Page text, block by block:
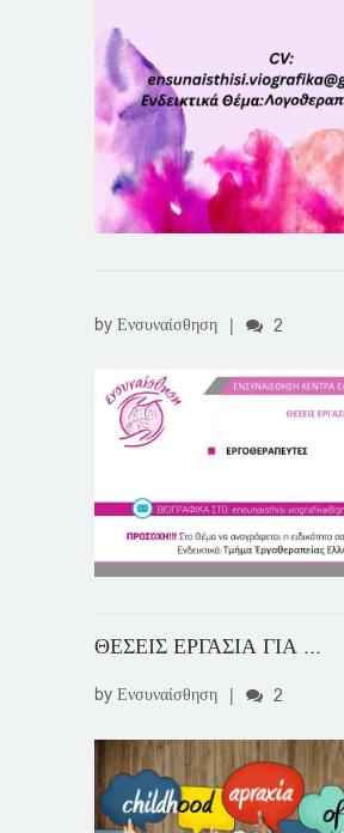
by Ενσυναίσθηση | 2
ΘΕΣΕΙΣ ΕΡΓΑΣΙΑ ΓΙΑ ...
by Ενσυναίσθηση 2